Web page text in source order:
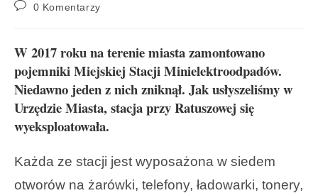
0 Komentarzy
W 2017 roku na terenie miasta zamontowano
pojemniki Miejskiej Stacji Minielektroodpadów.
Niedawno jeden z nich zniknął. Jak usłyszeliśmy w
Urzędzie Miasta, stacja przy Ratuszowej się
wyeksploatowała.
Każda ze stacji jest wyposażona w siedem
otworów na żarówki, telefony, ładowarki, tonery,